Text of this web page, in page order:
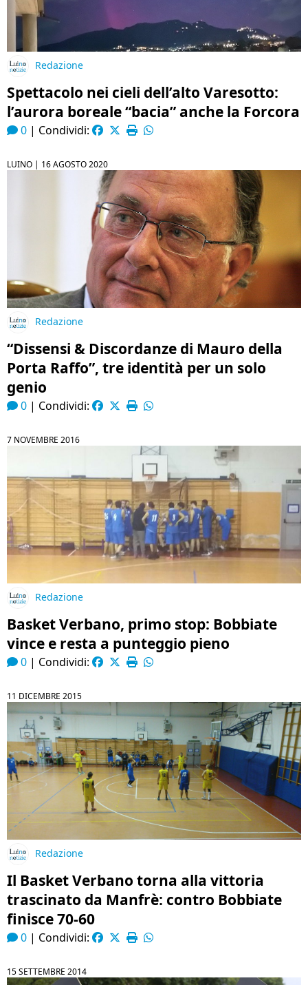
Redazione
Spettacolo nei cieli dell’alto Varesotto:
l’aurora boreale “bacia” anche la Forcora
0 | Condividi:
LUINO | 16 AGOSTO 2020
Redazione
“Dissensi & Discordanze di Mauro della
Porta Raffo”, tre identità per un solo
genio
0 | Condividi:
7 NOVEMBRE 2016
Redazione
Basket Verbano, primo stop: Bobbiate
vince e resta a punteggio pieno
0 | Condividi:
11 DICEMBRE 2015
Redazione
Il Basket Verbano torna alla vittoria
trascinato da Manfrè: contro Bobbiate
finisce 70-60
0 | Condividi:
15 SETTEMBRE 2014